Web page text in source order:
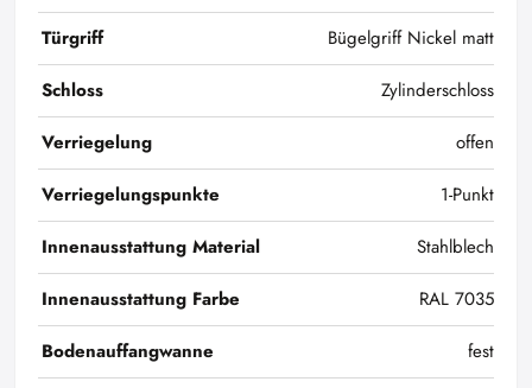
Türgriff
Bügelgriff Nickel matt
Schloss
Zylinderschloss
Verriegelung
offen
Verriegelungspunkte
1-Punkt
Innenausstattung Material
Stahlblech
Innenausstattung Farbe
RAL 7035
Bodenauffangwanne
fest